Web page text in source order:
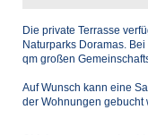
Die private Terrasse
Naturparks Doramas.
qm großen
Auf Wunsch kann eine
der Wohnungen gebucht